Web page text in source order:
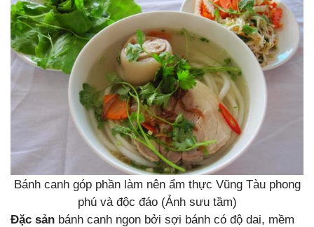
Bánh canh góp phần làm nên ẩm thực Vũng Tàu phong
phú và độc đáo (Ảnh sưu tầm)
Đặc sản bánh canh ngon bởi sợi bánh có độ dai, mềm